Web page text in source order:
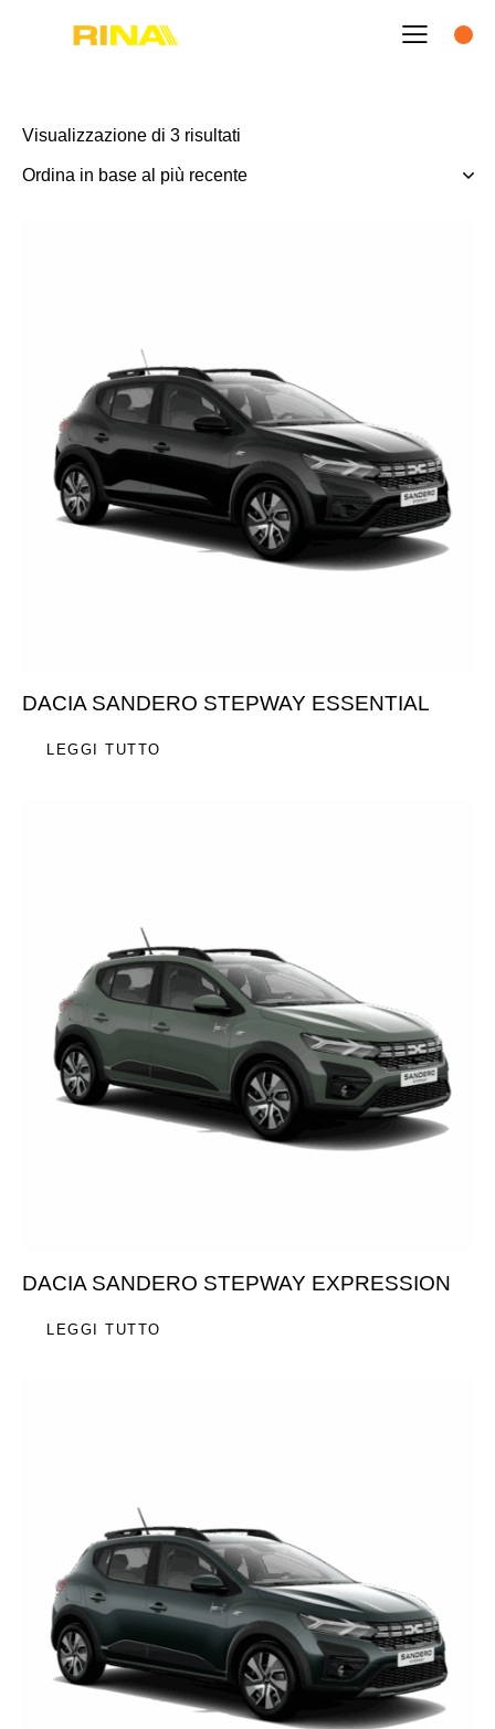
Visualizzazione di 3 risultati
DACIA SANDERO STEPWAY ESSENTIAL
LEGGI TUTTO
DACIA SANDERO STEPWAY EXPRESSION
LEGGI TUTTO